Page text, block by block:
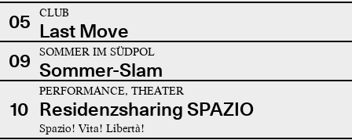
05 CLUB
Last Move
09
SOMMER IM SÜDPOL
Sommer-Slam
10
PERFORMANCE, THEATER
Residenzsharing SPAZIO
Spazio! Vita! Libertà!